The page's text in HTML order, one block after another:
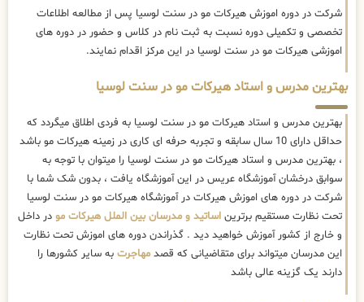
شرکت در دوره اموزش هیرکات مو در سنت لوسیا پس از مطالعه اطلاعات
تخصصی و تکمیلی دوره نسبت به ثبت نام در کلاس و حضور در دوره های
اموزشی هیرکات مو در سنت لوسیا در این مرکز اقدام نمایند.
بهترین مدرس و استاد هیرکات مو در سنت لوسیا
بهترین مدرس و استاد هیرکات مو در سنت لوسیا به فردی اطلاق میگردد که
حداقل دارای 10 سال سابقه و تجربه حرفه ای کاری در زمینه هیرکات مو باشد
، بهترین مدرس و استاد هیرکات مو در سنت لوسیا را میتوان با توجه به
سوابق درخشان آموزشگاه عریس در این آموزشگاه یافت ، بدون شک شما با
شرکت در دوره های اموزش هیرکات در آموزشگاه هیرکات مو در سنت لوسیا
تحت نظارت مستقیم برترین اساتید و مدرسان بین الملل هیرکات مو در داخل
و خارج از کشور آموزش خواهید دید . گذراندن دوره های اموزش تحت نظارت
این مدرسان میتواند برای متقاضیانی که قصد مهاجرت به سایر کشورها را
دارند یک گزینه عالی باشد